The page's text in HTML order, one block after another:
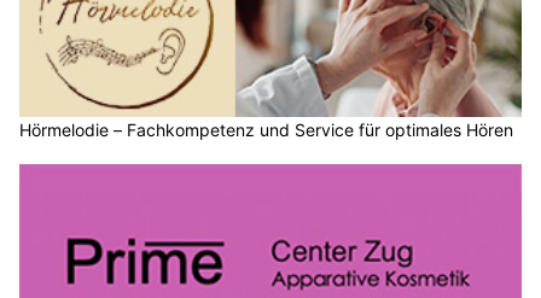
Hörmelodie – Fachkompetenz und Service für optimales Hören